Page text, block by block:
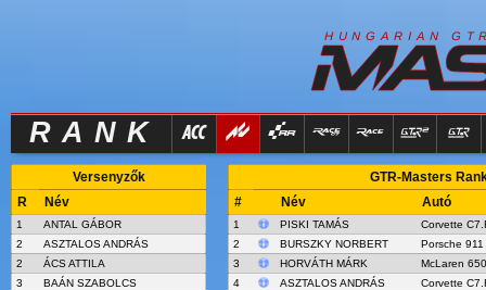
H U N G A R I A N G T
RANK
Versenyzők
R
Név
1
ANTAL GÁBOR
2
ASZTALOS ANDRÁS
2
ÁCS ATTILA
3
BAÁN SZABOLCS
GTR-Masters
#
Név Autó
1 PISKI TAMÁS
Corvette
2
BURSZKY NORBERT
Porsche
3
HORVÁTH MÁRK
McLaren
4
ASZTALOS ANDRÁS
Corvette